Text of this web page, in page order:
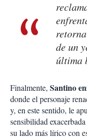
de un
última
Finalmente, Santino
donde el personaje
y, en este sentido, le
sensibilidad
su lado más lírico con